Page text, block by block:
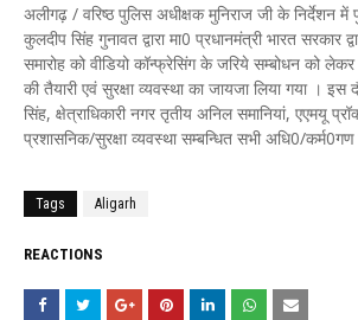
अलीगढ़ / वरिष्ठ पुलिस अधीक्षक मुनिराज जी के निर्देशन
कुलदीप सिंह गुनावत द्वारा मा0 प्रधानमंत्री भारत सरकार
समारोह को वीडियो कॉन्फ्रेसिंग के जरिये सम्बोधन को
की तैयारी एवं सुरक्षा व्यवस्था का जायजा लिया गया । इस
सिंह, क्षेत्राधिकारी नगर तृतीय अनिल समानियां, एएमयू
प्रशासनिक/सुरक्षा व्यवस्था सम्बन्धित सभी अधि0/
Tags Aligarh
REACTIONS